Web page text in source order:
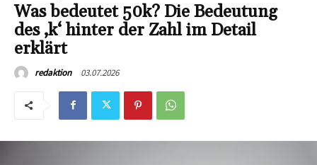
Was bedeutet 50k? Die Bedeutung
des ‚k‘ hinter der Zahl im Detail
erklärt
redaktion 03.07.2026